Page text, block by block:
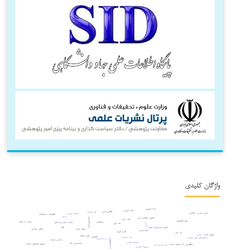
واژگان کلیدی
سبحانی حدیث‌شناسی نقد متن
علم رجال
درایه‌الحدیث
فقه‌الحدیث حیات نباتی
عنصر مادی جرم قتل
سلب حیات
قطع حمایت‌های حیاتی
حقوق کیفری ایران
امام علی
حکومت و سیاست
مکاتب غربی
قرآن کریم
تکرار
تفسیر المیزان
علامه طباطبایی حکمت‌های تکرار
روش تفسیری
امام خمینی قشیری
مقامات عرفانی
منازل سلوک
عرفان اسلامی
ولایت
تصوف کلاسیک
ساختارهای نوین خانواده
جایگزینی کارکردهای خانواده حقوق تطبیقی خانواده
حقوق خانواده ایران
حقوق خانواده انگلیس رفاه کودک
تقریب
فقه¬تقریبی
وحدت¬اسلامی
امام¬موسی¬صدر
امام¬خمینی